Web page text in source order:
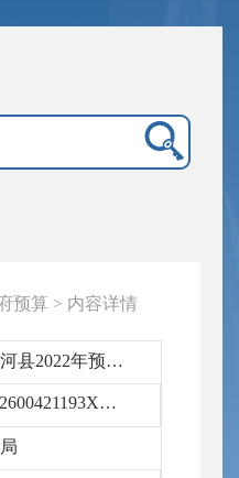
预算 > 内容详情
关于商河县2022年预算执行情况和2023年预算草案的报告
1137012600421193XL/2023-5415815